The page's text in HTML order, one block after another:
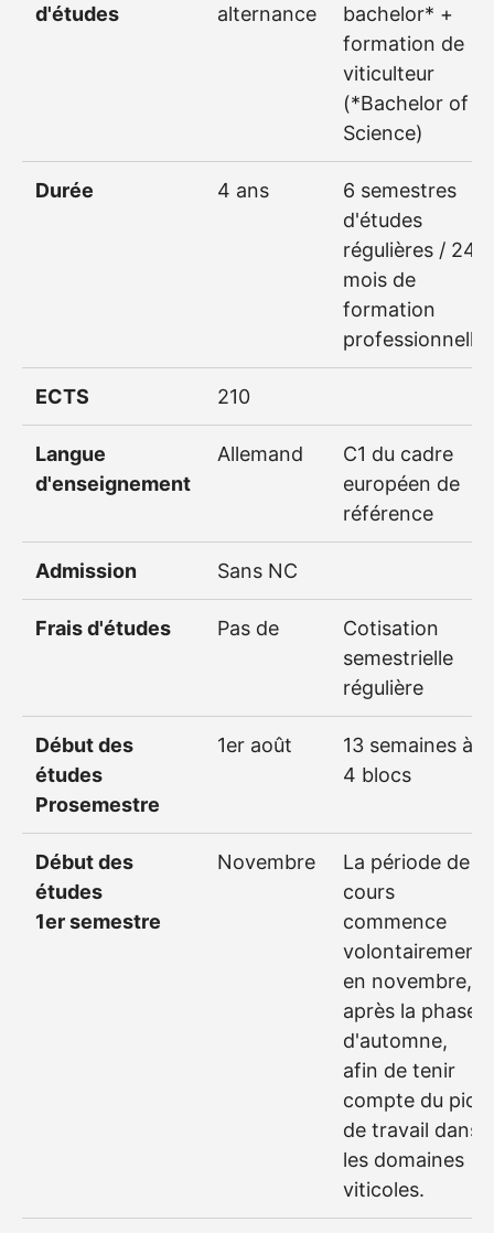
d'études
alternance
bachelor* +
formation de
viticulteur
(*Bachelor of
Science)
Durée 4 ans
6 semestres
d'études
régulières / 24
mois de
formation
professionnelle
ECTS 210
Langue
d'enseignement
Allemand
C1 du cadre
européen de
référence
Admission Sans NC
Frais d'études Pas de
Cotisation
semestrielle
régulière
Début des
études
Prosemestre
1er août
13 semaines à
4 blocs
Début des
études
1er semestre
Novembre
La période de
cours
commence
volontairement
en novembre,
après la phase
d'automne,
afin de tenir
compte du pic
de travail dans
les domaines
viticoles.